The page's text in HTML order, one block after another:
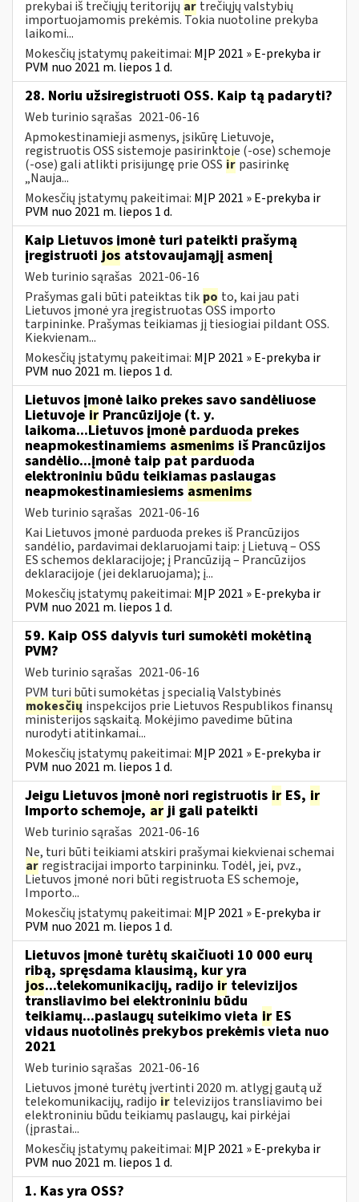
prekybai iš trečiųjų teritorijų ar trečiųjų valstybių
importuojamomis prekėmis. Tokia nuotoline prekyba
laikomi...
Mokesčių įstatymų pakeitimai: MĮP 2021 » E-prekyba ir
PVM nuo 2021 m. liepos 1 d.
28. Noriu užsiregistruoti OSS. Kaip tą padaryti?
Web turinio sąrašas 2021-06-16
Apmokestinamieji asmenys, įsikūrę Lietuvoje,
registruotis OSS sistemoje pasirinktoje (-ose) schemoje
(-ose) gali atlikti prisijungę prie OSS ir pasirinkę
„Nauja...
Mokesčių įstatymų pakeitimai: MĮP 2021 » E-prekyba ir
PVM nuo 2021 m. liepos 1 d.
Kaip Lietuvos įmonė turi pateikti prašymą
įregistruoti jos atstovaujamąjį asmenį
Web turinio sąrašas 2021-06-16
Prašymas gali būti pateiktas tik po to, kai jau pati
Lietuvos įmonė yra įregistruotas OSS importo
tarpininke. Prašymas teikiamas jį tiesiogiai pildant OSS.
Kiekvienam...
Mokesčių įstatymų pakeitimai: MĮP 2021 » E-prekyba ir
PVM nuo 2021 m. liepos 1 d.
Lietuvos įmonė laiko prekes savo sandėliuose
Lietuvoje ir Prancūzijoje (t. y.
laikoma...Lietuvos įmonė parduoda prekes
neapmokestinamiems asmenims iš Prancūzijos
sandėlio...įmonė taip pat parduoda
elektroniniu būdu teikiamas paslaugas
neapmokestinamiesiems asmenims
Web turinio sąrašas 2021-06-16
Kai Lietuvos įmonė parduoda prekes iš Prancūzijos
sandėlio, pardavimai deklaruojami taip: į Lietuvą – OSS
ES schemos deklaracijoje; į Prancūziją – Prancūzijos
deklaracijoje (jei deklaruojama); į...
Mokesčių įstatymų pakeitimai: MĮP 2021 » E-prekyba ir
PVM nuo 2021 m. liepos 1 d.
59. Kaip OSS dalyvis turi sumokėti mokėtiną
PVM?
Web turinio sąrašas 2021-06-16
PVM turi būti sumokėtas į specialią Valstybinės
mokesčių inspekcijos prie Lietuvos Respublikos finansų
ministerijos sąskaitą. Mokėjimo pavedime būtina
nurodyti atitinkamai...
Mokesčių įstatymų pakeitimai: MĮP 2021 » E-prekyba ir
PVM nuo 2021 m. liepos 1 d.
Jeigu Lietuvos įmonė nori registruotis ir ES, ir
Importo schemoje, arji gali pateikti
Web turinio sąrašas 2021-06-16
Ne, turi būti teikiami atskiri prašymai kiekvienai schemai
ar registracijai importo tarpininku. Todėl, jei, pvz.,
Lietuvos įmonė nori būti registruota ES schemoje,
Importo...
Mokesčių įstatymų pakeitimai: MĮP 2021 » E-prekyba ir
PVM nuo 2021 m. liepos 1 d.
Lietuvos įmonė turėtų skaičiuoti 10 000 eurų
ribą, spręsdama klausimą, kur yra
jos...telekomunikacijų, radijo ir televizijos
transliavimo bei elektroniniu būdu
teikiamų...paslaugų suteikimo vieta ir ES
vidaus nuotolinės prekybos prekėmis vieta nuo
2021
Web turinio sąrašas 2021-06-16
Lietuvos įmonė turėtų įvertinti 2020 m. atlygį gautą už
telekomunikacijų, radijo ir televizijos transliavimo bei
elektroniniu būdu teikiamų paslaugų, kai pirkėjai
(įprastai...
Mokesčių įstatymų pakeitimai: MĮP 2021 » E-prekyba ir
PVM nuo 2021 m. liepos 1 d.
1. Kas yra OSS?